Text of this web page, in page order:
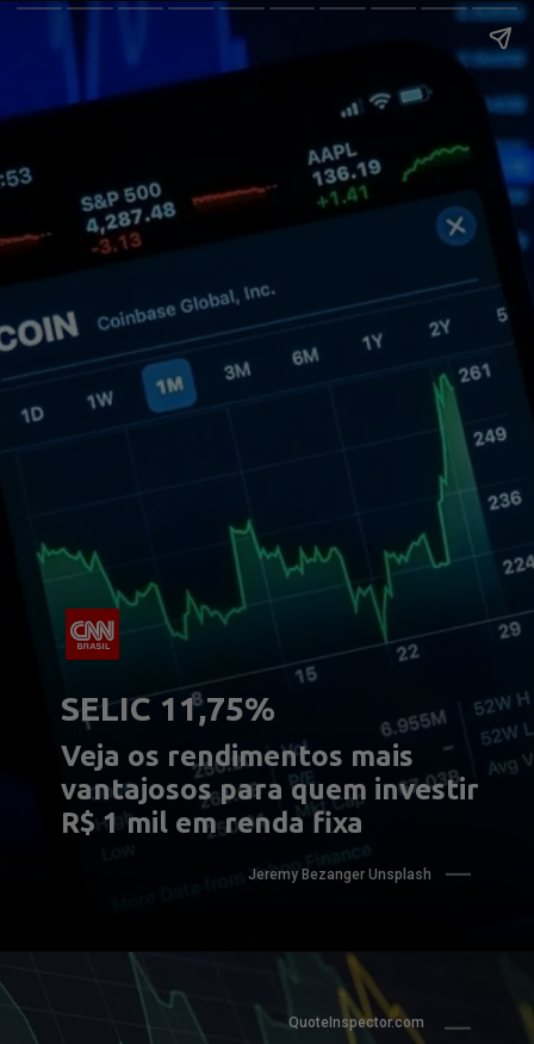
SELIC 11,75%
Veja os rendimentos mais
vantajosos para quem investir
R$ 1 mil em renda fixa
Jeremy Bezanger Unsplash
QuoteInspector.com